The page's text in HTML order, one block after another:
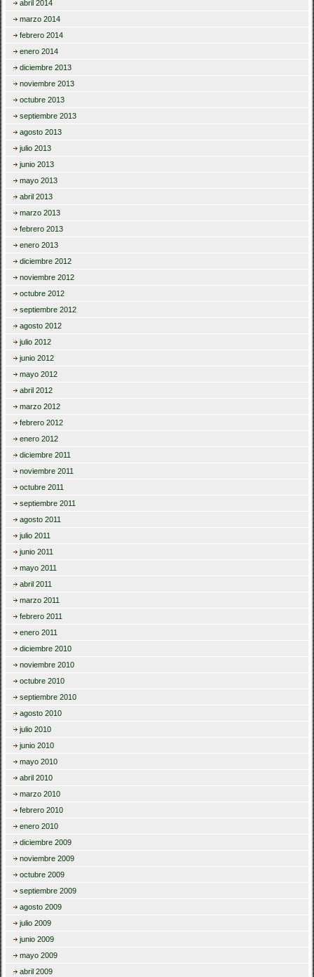
abril 2014
marzo 2014
febrero 2014
enero 2014
diciembre 2013
noviembre 2013
octubre 2013
septiembre 2013
agosto 2013
julio 2013
junio 2013
mayo 2013
abril 2013
marzo 2013
febrero 2013
enero 2013
diciembre 2012
noviembre 2012
octubre 2012
septiembre 2012
agosto 2012
julio 2012
junio 2012
mayo 2012
abril 2012
marzo 2012
febrero 2012
enero 2012
diciembre 2011
noviembre 2011
octubre 2011
septiembre 2011
agosto 2011
julio 2011
junio 2011
mayo 2011
abril 2011
marzo 2011
febrero 2011
enero 2011
diciembre 2010
noviembre 2010
octubre 2010
septiembre 2010
agosto 2010
julio 2010
junio 2010
mayo 2010
abril 2010
marzo 2010
febrero 2010
enero 2010
diciembre 2009
noviembre 2009
octubre 2009
septiembre 2009
agosto 2009
julio 2009
junio 2009
mayo 2009
abril 2009